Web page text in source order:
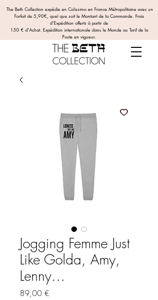
The Beth Collection expédie en Colissimo en France Métropolitaine avec un
Forfait de 5,90€, quel que soit le Montant de la Commande. Frais
d'Expédition offerts à partir de
150 € d'Achat. Expédition internationale dans le Monde au Tarif de la
Poste en vigueur.
Jogging Femme Just
Like Golda, Amy,
Lenny…
89,00 €